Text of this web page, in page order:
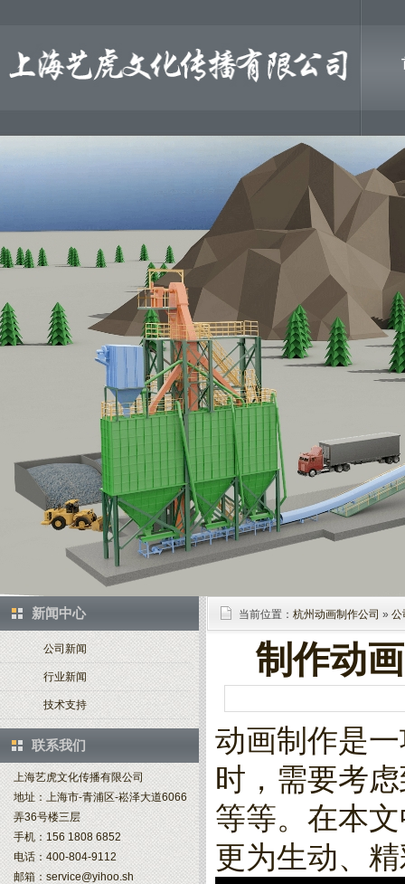
新闻中心
公司新闻
行业新闻
技术支持
联系我们
上海艺虎文化传播有限公司
地址：上海市-青浦区-崧泽大道6066
弄36号楼三层
手机：156 1808 6852
电话：400-804-9112
邮箱：service@yihoo.sh
当前位置： 杭州动画制作公司 » 公
制作动
动画制作是
时，需要考
等等。在本
更为生动、